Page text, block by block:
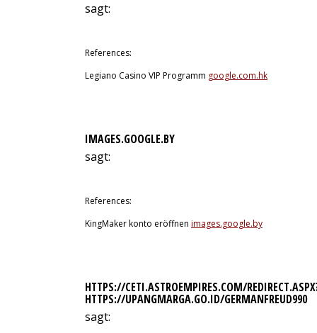
sagt:
References:
Legiano Casino VIP Programm google.com.hk
IMAGES.GOOGLE.BY
sagt:
References:
KingMaker konto eröffnen images.google.by
HTTPS://CETI.ASTROEMPIRES.COM/
HTTPS://UPANGMARGA.GO.ID/GERMANFREUD990
sagt: